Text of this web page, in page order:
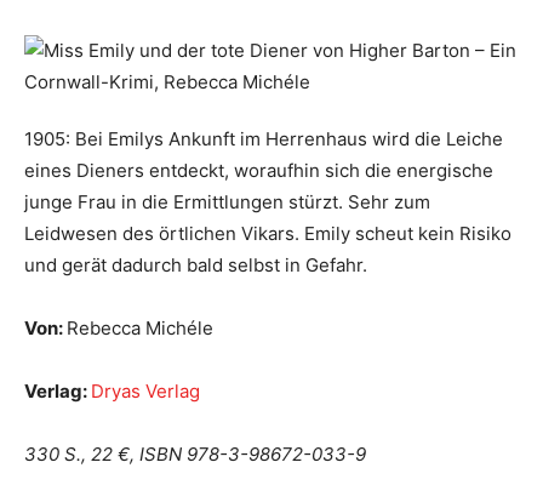
1905: Bei Emilys Ankunft im Herrenhaus wird die Leiche
eines Dieners entdeckt, woraufhin sich die energische
junge Frau in die Ermittlungen stürzt. Sehr zum
Leidwesen des örtlichen Vikars. Emily scheut kein Risiko
und gerät dadurch bald selbst in Gefahr.
Von: Rebecca Michéle
Verlag: Dryas Verlag
330 S., 22 €, ISBN 978-3-98672-033-9